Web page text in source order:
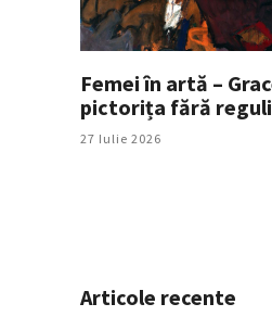
Femei în artă –
pictorița fără reguli
27 Iulie 2026
Articole recente